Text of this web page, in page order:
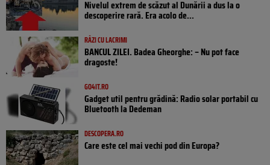
Nivelul extrem de scăzut al Dunării a dus la o
descoperire rară. Era acolo de...
RÂZI CU LACRIMI
BANCUL ZILEI. Badea Gheorghe: – Nu pot face
dragoste!
GO4IT.RO
Gadget util pentru grădină: Radio solar portabil cu
Bluetooth la Dedeman
DESCOPERA.RO
Care este cel mai vechi pod din Europa?